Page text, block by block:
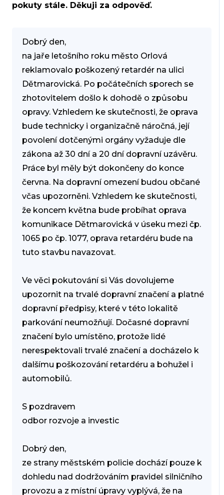
pokuty stále. Děkuji za odpověď.
Dobrý den,
na jaře letošního roku město Orlová
reklamovalo poškozený retardér na ulici
Dětmarovická. Po počátečních sporech se
zhotovitelem došlo k dohodě o způsobu
opravy. Vzhledem ke skutečnosti, že oprava
bude technicky i organizačně náročná, její
povolení dotčenými orgány vyžaduje dle
zákona až 30 dní a 20 dní dopravní uzávěru.
Práce byl měly být dokončeny do konce
června. Na dopravní omezení budou občané
včas upozorněni. Vzhledem ke skutečnosti,
že koncem května bude probíhat oprava
komunikace Dětmarovická v úseku mezi čp.
1065 po čp. 1077, oprava retardéru bude na
tuto stavbu navazovat.
Ve věci pokutování si Vás dovolujeme
upozornit na trvalé dopravní značení a platné
dopravní předpisy, které v této lokalitě
parkování neumožňují. Dočasné dopravní
značení bylo umístěno, protože lidé
nerespektovali trvalé značení a docházelo k
dalšímu poškozování retardéru a bohužel i
automobilů.
S pozdravem
odbor rozvoje a investic
Dobrý den,
ze strany městském policie dochází pouze k
dohledu nad dodržováním pravidel silničního
provozu a z místní úpravy vyplývá, že na